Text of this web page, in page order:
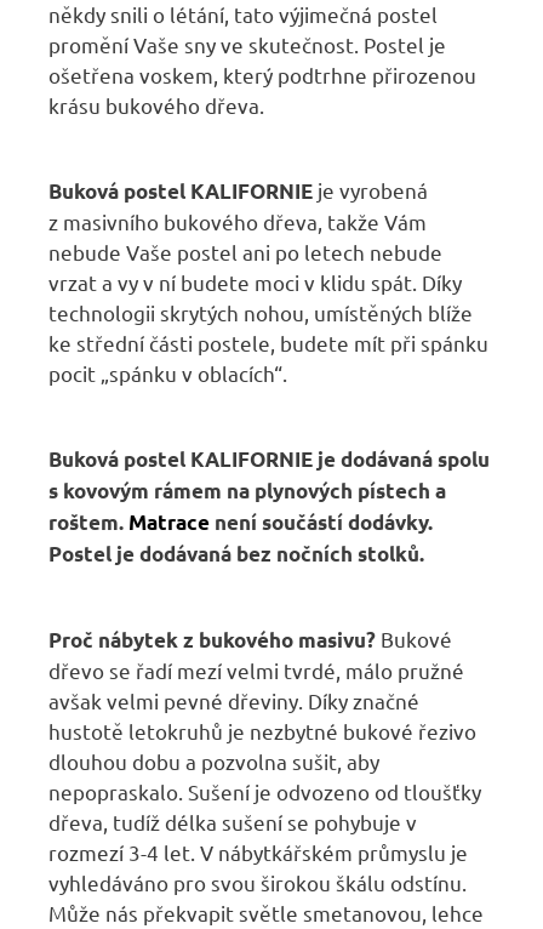
někdy snili o létání, tato výjimečná postel
promění Vaše sny ve skutečnost. Postel je
ošetřena voskem, který podtrhne přirozenou
krásu bukového dřeva.
Buková postel KALIFORNIE je vyrobená
z masivního bukového dřeva, takže Vám
nebude Vaše postel ani po letech nebude
vrzat a vy v ní budete moci v klidu spát. Díky
technologii skrytých nohou, umístěných blíže
ke střední části postele, budete mít při spánku
pocit „spánku v oblacích“.
Buková postel KALIFORNIE je dodávaná spolu
s kovovým rámem na plynových pístech a
roštem. Matrace není součástí dodávky.
Postel je dodávaná bez nočních stolků.
Proč nábytek z bukového masivu? Bukové
dřevo se řadí mezí velmi tvrdé, málo pružné
avšak velmi pevné dřeviny. Díky značné
hustotě letokruhů je nezbytné bukové řezivo
dlouhou dobu a pozvolna sušit, aby
nepopraskalo. Sušení je odvozeno od tloušťky
dřeva, tudíž délka sušení se pohybuje v
rozmezí 3-4 let. V nábytkářském průmyslu je
vyhledáváno pro svou širokou škálu odstínu.
Může nás překvapit světle smetanovou, lehce